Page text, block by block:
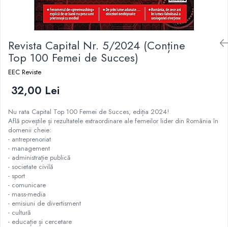
Istorie/Critica
Jurnale/Memorii
Manuale scolare/Cursuri
Medicină
Poezie
Proză
Psihologie
Sociologie
Spiritualitate/Ezoterism
Sport
Stiinte/Educatie
Revista Capital Nr. 5/2024 (Conține
Top 100 Femei de Succes)
EEC Reviste
32,00 Lei
Nu rata Capital Top 100 Femei de Succes, ediția 2024!
Află poveștile și rezultatele extraordinare ale femeilor lider din România în
domenii cheie:
- antreprenoriat
- management
- administrație publică
- societate civilă
- sport
- comunicare
- mass-media
- emisiuni de divertisment
- cultură
- educație și cercetare